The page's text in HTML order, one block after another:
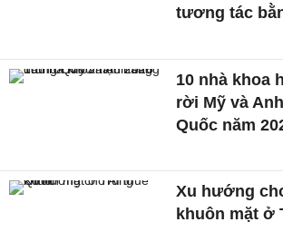
tương tác
10 nhà khoa
rời Mỹ và
Quốc năm
Xu hướng
khuôn mặt ở